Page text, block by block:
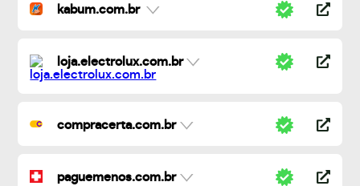
kabum.com.br
loja.electrolux.com.br
compracerta.com.br
paguemenos.com.br